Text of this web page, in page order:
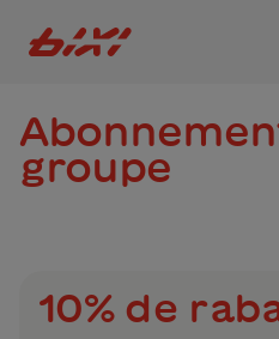
Logo Bixi
groupe
10% de